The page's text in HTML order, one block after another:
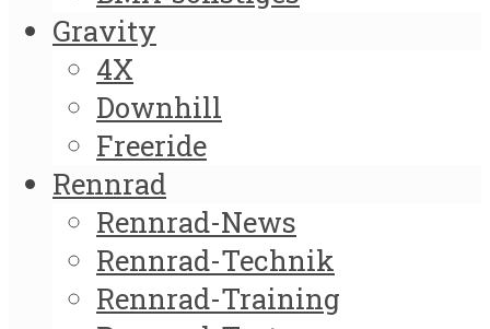
Gravity
4X
Downhill
Freeride
Rennrad
Rennrad-News
Rennrad-Technik
Rennrad-Training